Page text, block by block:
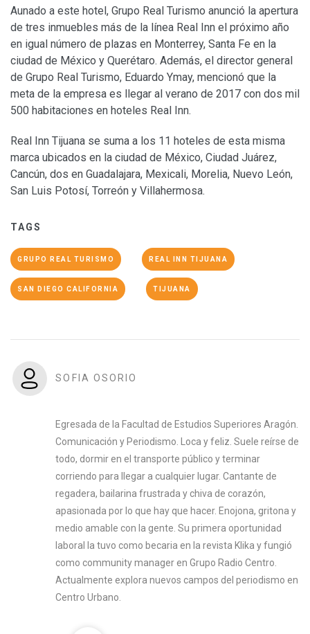
Aunado a este hotel, Grupo Real Turismo anunció la apertura
de tres inmuebles más de la línea Real Inn el próximo año
en igual número de plazas en Monterrey, Santa Fe en la
ciudad de México y Querétaro. Además, el director general
de Grupo Real Turismo, Eduardo Ymay, mencionó que la
meta de la empresa es llegar al verano de 2017 con dos mil
500 habitaciones en hoteles Real Inn.
Real Inn Tijuana se suma a los 11 hoteles de esta misma
marca ubicados en la ciudad de México, Ciudad Juárez,
Cancún, dos en Guadalajara, Mexicali, Morelia, Nuevo León,
San Luis Potosí, Torreón y Villahermosa.
TAGS
GRUPO REAL TURISMO REAL INN TIJUANA
SAN DIEGO CALIFORNIA TIJUANA
SOFIA OSORIO
Egresada de la Facultad de Estudios Superiores Aragón.
Comunicación y Periodismo. Loca y feliz. Suele reírse de
todo, dormir en el transporte público y terminar
corriendo para llegar a cualquier lugar. Cantante de
regadera, bailarina frustrada y chiva de corazón,
apasionada por lo que hay que hacer. Enojona, gritona y
medio amable con la gente. Su primera oportunidad
laboral la tuvo como becaria en la revista Klika y fungió
como community manager en Grupo Radio Centro.
Actualmente explora nuevos campos del periodismo en
Centro Urbano.